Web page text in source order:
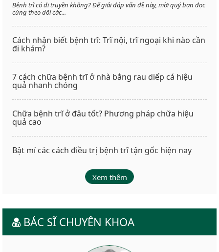
Bệnh trĩ có di truyền không? Để giải đáp vấn đề này, mời quý bạn đọc
cùng theo dõi các...
Cách nhận biết bệnh trĩ: Trĩ nội, trĩ ngoại khi nào cần
đi khám?
7 cách chữa bệnh trĩ ở nhà bằng rau diếp cá hiệu
quả nhanh chóng
Chữa bệnh trĩ ở đâu tốt? Phương pháp chữa hiệu
quả cao
Bật mí các cách điều trị bệnh trĩ tận gốc hiện nay
Xem thêm
BÁC SĨ CHUYÊN KHOA